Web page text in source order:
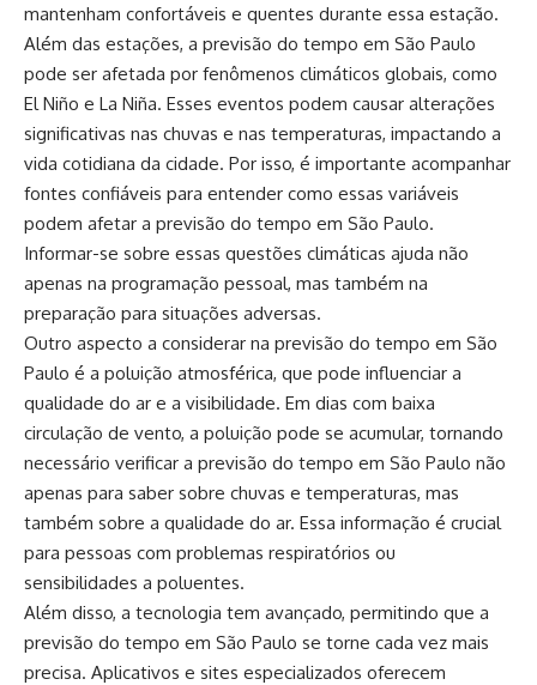
mantenham confortáveis e quentes durante essa estação.
Além das estações, a previsão do tempo em São Paulo
pode ser afetada por fenômenos climáticos globais, como
El Niño e La Niña. Esses eventos podem causar alterações
significativas nas chuvas e nas temperaturas, impactando a
vida cotidiana da cidade. Por isso, é importante acompanhar
fontes confiáveis para entender como essas variáveis
podem afetar a previsão do tempo em São Paulo.
Informar-se sobre essas questões climáticas ajuda não
apenas na programação pessoal, mas também na
preparação para situações adversas.
Outro aspecto a considerar na previsão do tempo em São
Paulo é a poluição atmosférica, que pode influenciar a
qualidade do ar e a visibilidade. Em dias com baixa
circulação de vento, a poluição pode se acumular, tornando
necessário verificar a previsão do tempo em São Paulo não
apenas para saber sobre chuvas e temperaturas, mas
também sobre a qualidade do ar. Essa informação é crucial
para pessoas com problemas respiratórios ou
sensibilidades a poluentes.
Além disso, a tecnologia tem avançado, permitindo que a
previsão do tempo em São Paulo se torne cada vez mais
precisa. Aplicativos e sites especializados oferecem